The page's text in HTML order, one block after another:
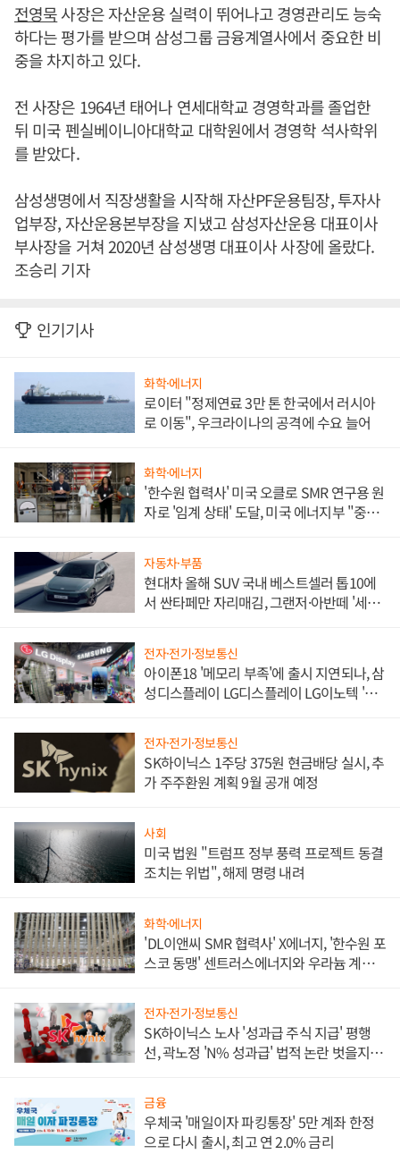
전영묵사장은 자산운용 실력이 뛰어나고 경영관리도 능숙
하다는 평가를 받으며 삼성그룹 금융계열사에서 중요한 비
중을 차지하고 있다.
전 사장은 1964년 태어나 연세대학교 경영학과를 졸업한
뒤 미국 펜실베이니아대학교 대학원에서 경영학 석사학위
를 받았다.
삼성생명에서 직장생활을 시작해 자산PF운용팀장, 투자사
업부장, 자산운용본부장을 지냈고 삼성자산운용 대표이사
부사장을 거쳐 2020년 삼성생명 대표이사 사장에 올랐다.
조승리 기자
인기기사
화학·에너지
로이터 "정제연료 3만 톤 한국에서 러시아
로 이동", 우크라이나의 공격에 수요 늘어
화학·에너지
'한수원 협력사' 미국 오클로 SMR 연구용 원
자로 '임계 상태' 도달, 미국 에너지부 "중요
자동차·부품
현대차 올해 SUV 국내 베스트셀러 톱10에
서 싼타페만 자리매김, 그랜저·아반떼 '세단
전자·전기·정보통신
아이폰18 '메모리 부족'에 출시 지연되나, 삼
성디스플레이 LG디스플레이 LG이노텍 '탈
전자·전기·정보통신
SK하이닉스 1주당 375원 현금배당 실시, 추
가 주주환원 계획 9월 공개 예정
사회
미국 법원 "트럼프 정부 풍력 프로젝트 동결
조치는 위법", 해제 명령 내려
화학·에너지
'DL이앤씨 SMR 협력사' X에너지, '한수원 포
스코 동맹' 센트러스에너지와 우라늄 계약
전자·전기·정보통신
SK하이닉스 노사 '성과급 주식 지급' 평행
선, 곽노정 'N% 성과급' 법적 논란 벗을지 주
금융
우체국 '매일이자 파킹통장' 5만 계좌 한정
으로 다시 출시, 최고 연 2.0% 금리